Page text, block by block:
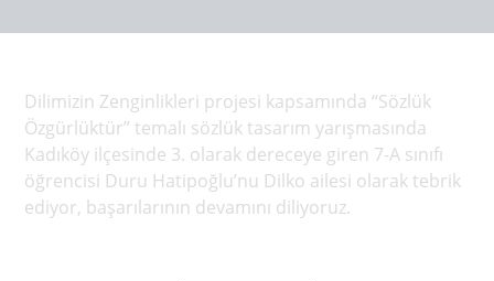
Dilimizin Zenginlikleri projesi kapsamında “Sözlük
Özgürlüktür” temalı sözlük tasarım yarışmasında
Kadıköy ilçesinde 3. olarak dereceye giren 7-A sınıfı
öğrencisi Duru Hatipoğlu’nu Dilko ailesi olarak tebrik
ediyor, başarılarının devamını diliyoruz.